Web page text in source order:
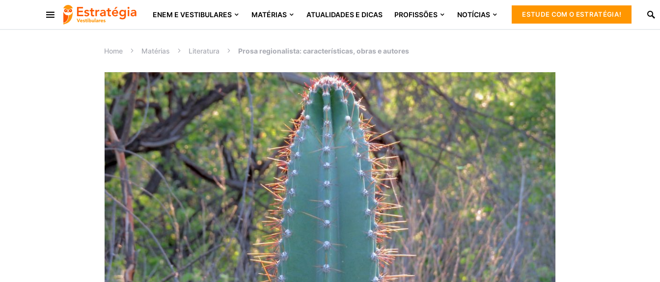
ENEM E VESTIBULARES MATÉRIAS ATUALIDADES E DICAS PROFISSÕES NOTÍCIAS ESTUDE COM O ESTRATÉGIA!
Procurar:
Home Matérias Literatura Prosa regionalista: características, obras e autores